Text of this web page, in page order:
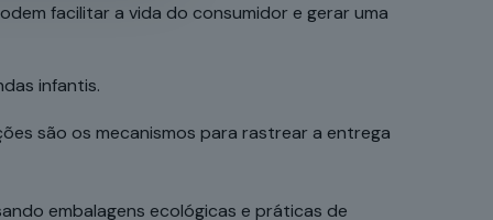
facilitar a vida do consumidor e gerar uma
infantis.
são os mecanismos para rastrear a entrega
embalagens ecológicas e práticas de